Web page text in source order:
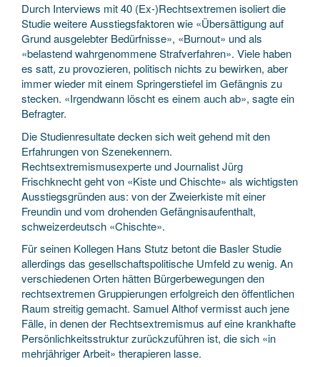
Durch Interviews mit 40 (Ex-)Rechtsextremen isoliert die
Studie weitere Ausstiegsfaktoren wie «Übersättigung auf
Grund ausgelebter Bedürfnisse», «Burnout» und als
«belastend wahrgenommene Strafverfahren». Viele haben
es satt, zu provozieren, politisch nichts zu bewirken, aber
immer wieder mit einem Springerstiefel im Gefängnis zu
stecken. «Irgendwann löscht es einem auch ab», sagte ein
Befragter.
Die Studienresultate decken sich weit gehend mit den
Erfahrungen von Szenekennern.
Rechtsextremismusexperte und Journalist Jürg
Frischknecht geht von «Kiste und Chischte» als wichtigsten
Ausstiegsgründen aus: von der Zweierkiste mit einer
Freundin und vom drohenden Gefängnisaufenthalt,
schweizerdeutsch «Chischte».
Für seinen Kollegen Hans Stutz betont die Basler Studie
allerdings das gesellschaftspolitische Umfeld zu wenig. An
verschiedenen Orten hätten Bürgerbewegungen den
rechtsextremen Gruppierungen erfolgreich den öffentlichen
Raum streitig gemacht. Samuel Althof vermisst auch jene
Fälle, in denen der Rechtsextremismus auf eine krankhafte
Persönlichkeitsstruktur zurückzuführen ist, die sich «in
mehrjähriger Arbeit» therapieren lasse.